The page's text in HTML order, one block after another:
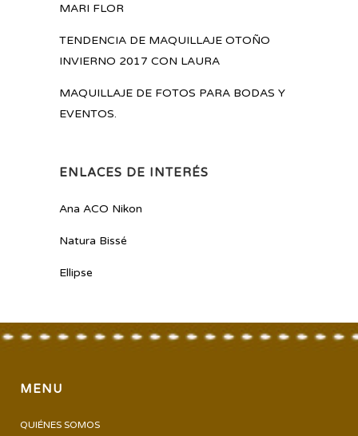
MARI FLOR
TENDENCIA DE MAQUILLAJE OTOÑO
INVIERNO 2017 CON LAURA
MAQUILLAJE DE FOTOS PARA BODAS Y
EVENTOS.
ENLACES DE INTERÉS
Ana ACO Nikon
Natura Bissé
Ellipse
MENU
QUIÉNES SOMOS